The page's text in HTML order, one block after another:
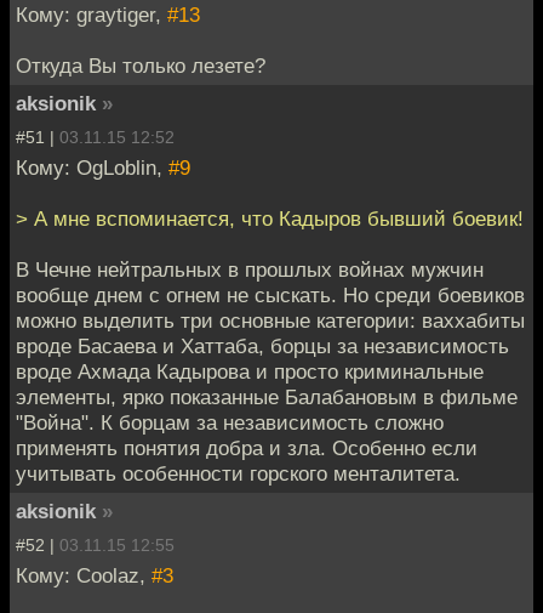
Кому: graytiger, #13
Откуда Вы только лезете?
aksionik »
#51 | 03.11.15 12:52
Кому: OgLoblin, #9
> А мне вспоминается, что Кадыров бывший боевик!
В Чечне нейтральных в прошлых войнах мужчин
вообще днем с огнем не сыскать. Но среди боевиков
можно выделить три основные категории: ваххабиты
вроде Басаева и Хаттаба, борцы за независимость
вроде Ахмада Кадырова и просто криминальные
элементы, ярко показанные Балабановым в фильме
"Война". К борцам за независимость сложно
применять понятия добра и зла. Особенно если
учитывать особенности горского менталитета.
aksionik »
#52 | 03.11.15 12:55
Кому: Coolaz, #3